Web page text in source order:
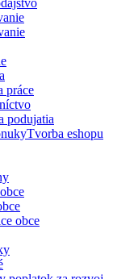
práce
podujatia
eshopu
obce